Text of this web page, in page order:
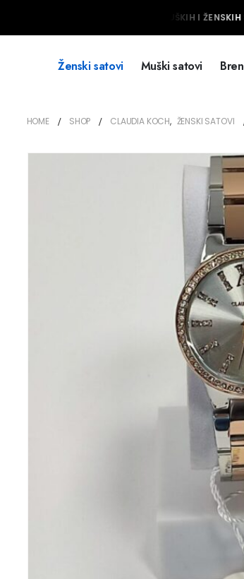
NAJVEĆI IZBOR MUŠKIH I
Ženski satovi Muški satovi
HOME SHOP CLAUDIA KOCH, ŽENSKI SATOVI